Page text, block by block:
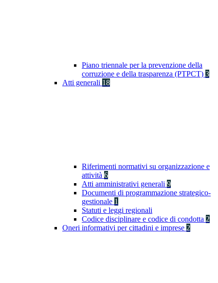
Piano triennale per la prevenzione della
corruzione e della trasparenza (PTPCT) 3
Atti generali 18
Riferimenti normativi su organizzazione e
attività 6
Atti amministrativi generali 9
Documenti di programmazione strategico-
gestionale 1
Statuti e leggi regionali
Codice disciplinare e codice di condotta 2
Oneri informativi per cittadini e imprese 2